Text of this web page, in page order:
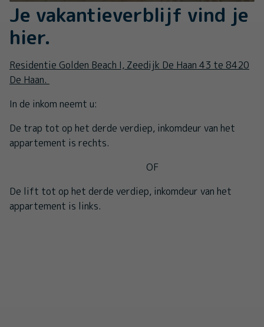
Je vakantieverblijf vind je
hier.
Residentie Golden Beach I, Zeedijk De Haan 43 te 8420
De Haan.
In de inkom neemt u:
De trap tot op het derde verdiep, inkomdeur van het
appartement is rechts.
OF
De lift tot op het derde verdiep, inkomdeur van het
appartement is links.